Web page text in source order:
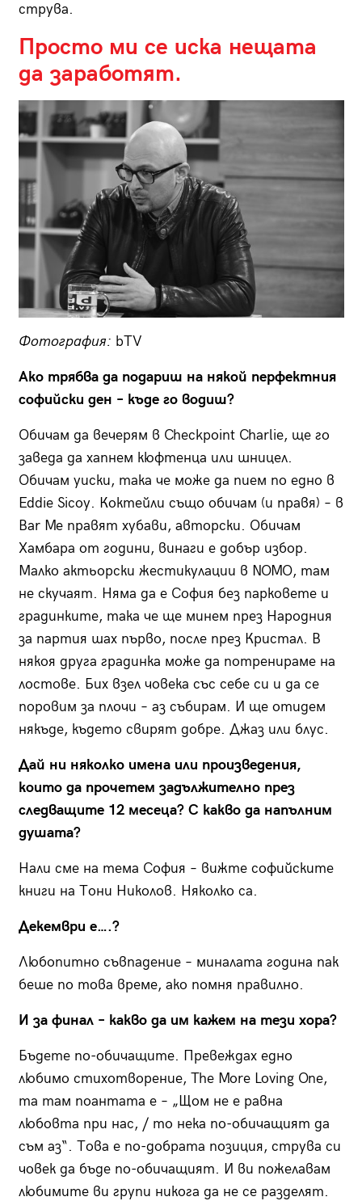
струва.
Просто ми се иска нещата
да заработят.
Фотография: bTV
Ако трябва да подариш на някой перфектния
софийски ден – къде го водиш?
Обичам да вечерям в Checkpoint Charlie, ще го
заведа да хапнем кюфтенца или шницел.
Обичам уиски, така че може да пием по едно в
Eddie Sicoy. Коктейли също обичам (и правя) – в
Bar Me правят хубави, авторски. Обичам
Хамбара от години, винаги е добър избор.
Малко актьорски жестикулации в NOMO, там
не скучаят. Няма да е София без парковете и
градинките, така че ще минем през Народния
за партия шах първо, после през Кристал. В
някоя друга градинка може да потренираме на
лостове. Бих взел човека със себе си и да се
поровим за плочи – аз събирам. И ще отидем
някъде, където свирят добре. Джаз или блус.
Дай ни няколко имена или произведения,
които да прочетем задължително през
следващите 12 месеца? С какво да напълним
душата?
Нали сме на тема София – вижте софийските
книги на Тони Николов. Няколко са.
Декември е….?
Любопитно съвпадение – миналата година пак
беше по това време, ако помня правилно.
И за финал – какво да им кажем на тези хора?
Бъдете по-обичащите. Превеждах едно
любимо стихотворение, The More Loving One,
та там поантата е – „Щом не е равна
любовта при нас, / то нека по-обичащият да
съм аз“. Това е по-добрата позиция, струва си
човек да бъде по-обичащият. И ви пожелавам
любимите ви групи никога да не се разделят.